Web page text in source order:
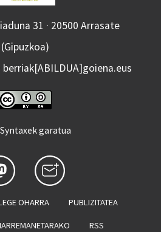
31 · 20500 Arrasate
(Gipuzkoa)
berriak[ABILDUA]goiena.eus
garatua
OHARRA PUBLIZITATEA
RSS